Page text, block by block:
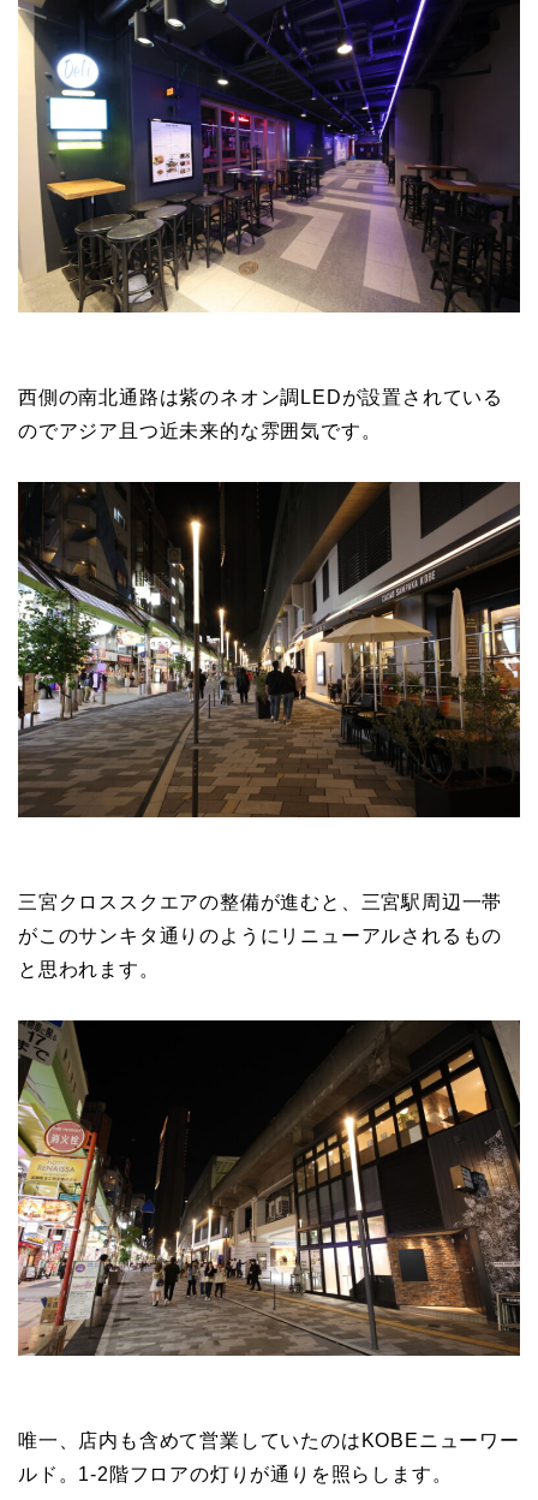
西側の南北通路は紫のネオン調LEDが設置されている
のでアジア且つ近未来的な雰囲気です。
三宮クロススクエアの整備が進むと、三宮駅周辺一帯
がこのサンキタ通りのようにリニューアルされるもの
と思われます。
唯一、店内も含めて営業していたのはKOBEニューワー
ルド。1-2階フロアの灯りが通りを照らします。